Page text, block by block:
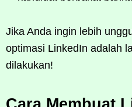
Jika Anda ingin lebih
optimasi LinkedIn adalah
dilakukan!